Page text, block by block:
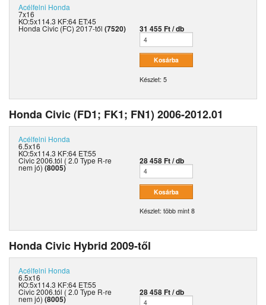
Acélfelni Honda
7x16
KO:5x114.3 KF:64 ET:45
Honda Civic (FC) 2017-től (7520) 31 455 Ft / db
Készlet: 5
Honda Civic (FD1; FK1; FN1) 2006-2012.01
Acélfelni Honda
6.5x16
KO:5x114.3 KF:64 ET:55
Civic 2006.tól ( 2.0 Type R-re
nem jó) (8005)
28 458 Ft / db
Készlet: több mint 8
Honda Civic Hybrid 2009-től
Acélfelni Honda
6.5x16
KO:5x114.3 KF:64 ET:55
Civic 2006.tól ( 2.0 Type R-re
nem jó) (8005)
28 458 Ft / db